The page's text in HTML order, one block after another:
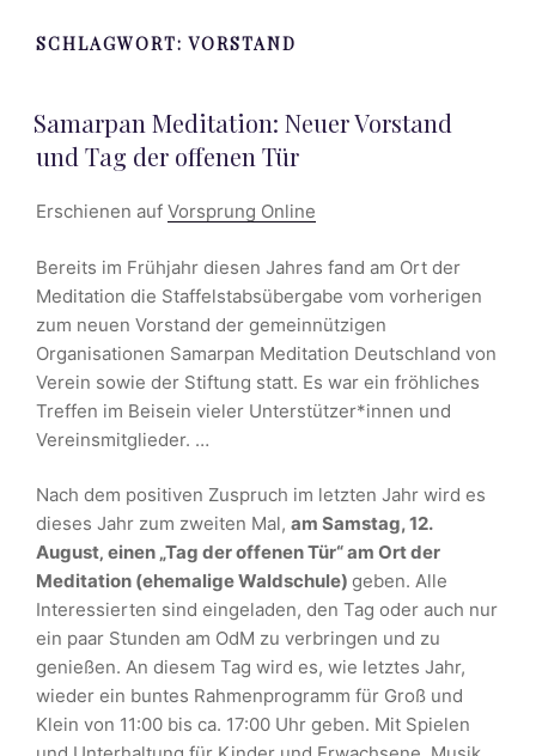
SCHLAGWORT:VORSTAND
VERÖFFENTLICHT
AM
Samarpan Meditation: Neuer Vorstand
und Tag der offenen Tür
Erschienen auf Vorsprung Online
Bereits im Frühjahr diesen Jahres fand am Ort der
Meditation die Staffelstabsübergabe vom vorherigen
zum neuen Vorstand der gemeinnützigen
Organisationen Samarpan Meditation Deutschland von
Verein sowie der Stiftung statt. Es war ein fröhliches
Treffen im Beisein vieler Unterstützer*innen und
Vereinsmitglieder. …
Nach dem positiven Zuspruch im letzten Jahr wird es
dieses Jahr zum zweiten Mal, am Samstag, 12.
August‚ einen „Tag der offenen Tür“ am Ort der
Meditation (ehemalige Waldschule) geben. Alle
Interessierten sind eingeladen, den Tag oder auch nur
ein paar Stunden am OdM zu verbringen und zu
genießen. An diesem Tag wird es, wie letztes Jahr,
wieder ein buntes Rahmenprogramm für Groß und
Klein von 11:00 bis ca. 17:00 Uhr geben. Mit Spielen